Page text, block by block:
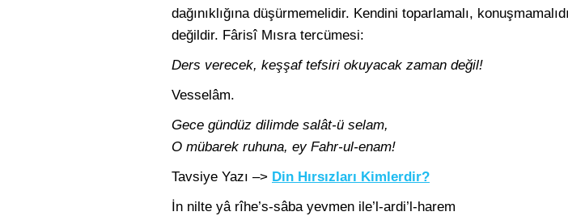
dağınıklığına düşürmemelidir. Kendini toparlamalı,
değildir. Fârisî Mısra tercümesi:
Ders verecek, keşşaf tefsiri okuyacak zaman değil!
Vesselâm.
Gece gündüz dilimde salât-ü selam,
O mübarek ruhuna, ey Fahr-ul-enam!
Tavsiye Yazı –> Din Hırsızları Kimlerdir?
İn nilte yâ rîhe’s-sâba yevmen ile’l-ardi’l-harem